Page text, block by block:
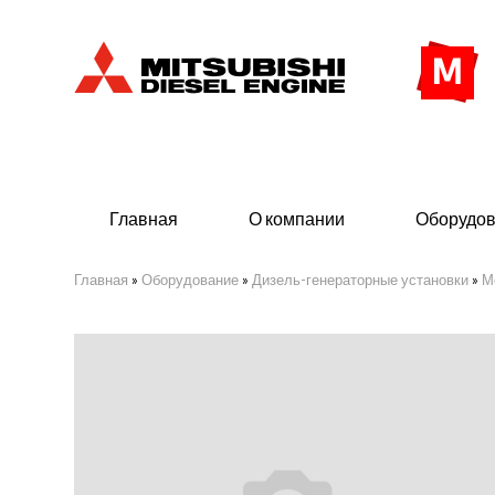
Главная О компании
Дизельные двигатели
Главная » Оборудование » Дизель-генераторные установки »